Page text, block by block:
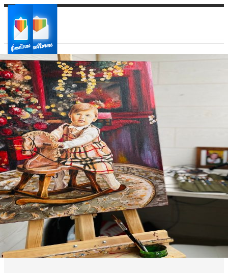
Ваш город:
Ваш регион доставки
Выберите из списка: